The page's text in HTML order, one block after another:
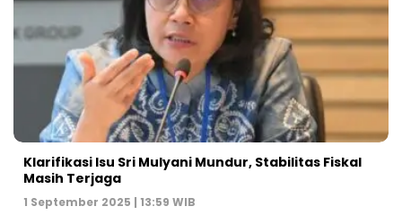
Klarifikasi Isu Sri Mulyani Mundur, Stabilitas Fiskal
Masih Terjaga
1 September 2025 | 13:59 WIB